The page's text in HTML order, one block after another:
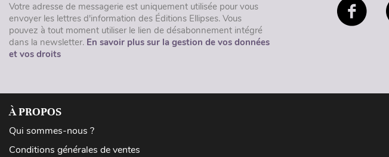
Votre adresse de messagerie est uniquement utilisée pour vous
envoyer les lettres d'information des Éditions Ellipses. Vous
pouvez à tout moment utiliser le lien de désabonnement intégré
dans la newsletter. En savoir plus sur la gestion de vos données
et vos droits
À PROPOS
Qui sommes-nous ?
Conditions générales de ventes